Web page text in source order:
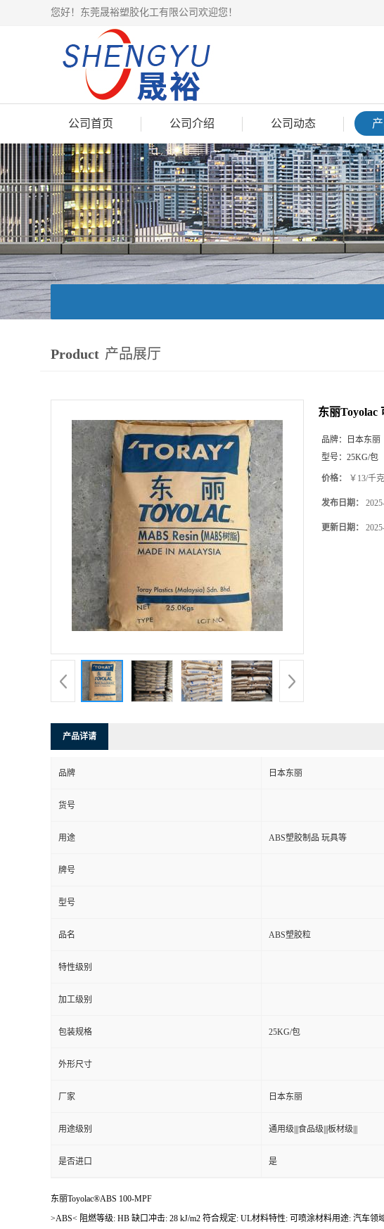
您好！东莞晟裕塑胶化工有限公司欢迎您！
公司首页 公司介绍 公司动态
Product 产品展厅
东丽Toyolac
品牌：
日本东丽
型号： 25KG/包
价格： ￥13/千克
发布日期：
更新日期：
产品详请
品牌 日本东丽
货号
用途 ABS塑胶制品 玩具等
牌号
型号
品名 ABS塑胶粒
特性级别
加工级别
包装规格 25KG/包
外形尺寸
厂家 日本东丽
用途级别 通用级|||食品级|||板材级|||
是否进口 是
东丽Toyolac®ABS 100-MPF
>ABS< 阻燃等级: HB 缺口冲击: 28 kJ/m2 符合规定: UL材料特性: 可喷涂材料用途: 汽车